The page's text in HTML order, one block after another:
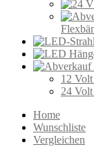
12
24
Home
Wunschliste
Vergleichen